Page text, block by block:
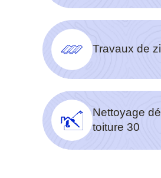
Travaux de
Nettoyage
toiture 30